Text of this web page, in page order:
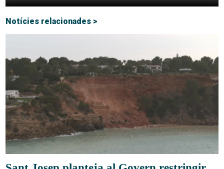
Notícies relacionades >